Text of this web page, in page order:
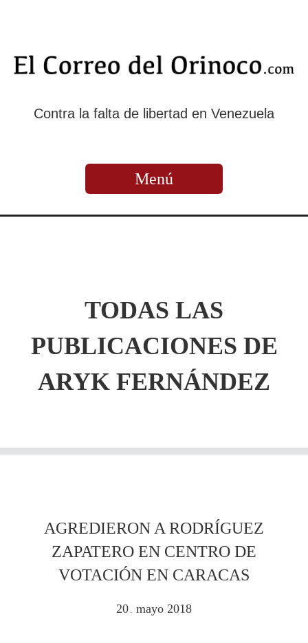
Contra la falta de libertad en Venezuela
Menú
TODAS LAS
PUBLICACIONES DE
ARYK FERNÁNDEZ
AGREDIERON A RODRÍGUEZ
ZAPATERO EN CENTRO DE
VOTACIÓN EN CARACAS
20 . mayo 2018